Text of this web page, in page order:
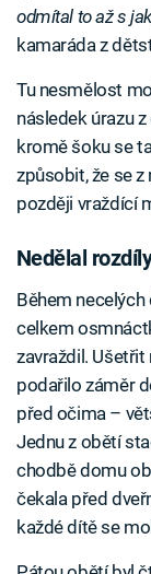
odmítal to až s
kamaráda z
Tu nesmělost
následek úrazu
kromě šoku se
způsobit, že se
později vraždící
Nedělal
Během
celkem
zavraždil. Ušetřit
podařilo záměr
před očima –
Jednu z obětí
chodbě domu
čekala před
každé dítě se